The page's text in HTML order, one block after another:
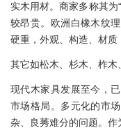
实木用材。商家多称其为
较昂贵。欧洲白橡木纹
硬重，外观、构造、材质
其它如松木、杉木、柞木
现代木家具发展至今，
市场格局。多元化的市
杂、良莠难分的问题。作